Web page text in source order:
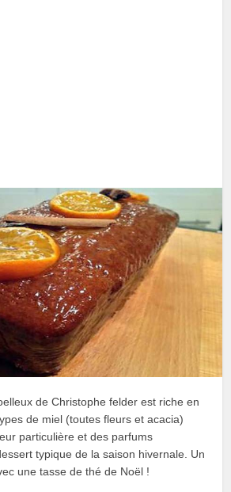
de Christophe felder est riche en
de miel (toutes fleurs et acacia)
particulière et des parfums
typique de la saison hivernale. Un
une tasse de thé de Noël !